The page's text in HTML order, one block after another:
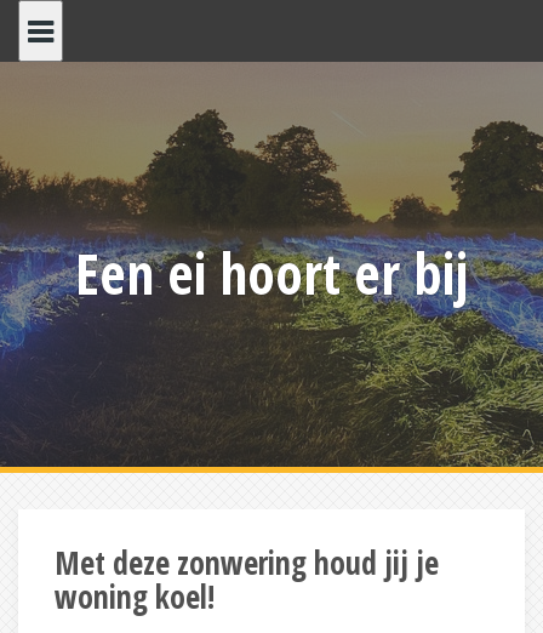
Een ei hoort er bij
Met deze zonwering houd jij je
woning koel!